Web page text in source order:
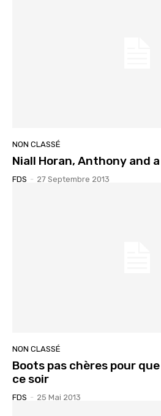
NON CLASSÉ
Niall Horan, Anthony and
FDS - 27 Septembre 2013
NON CLASSÉ
Boots pas chères pour
ce soir
FDS - 25 Mai 2013